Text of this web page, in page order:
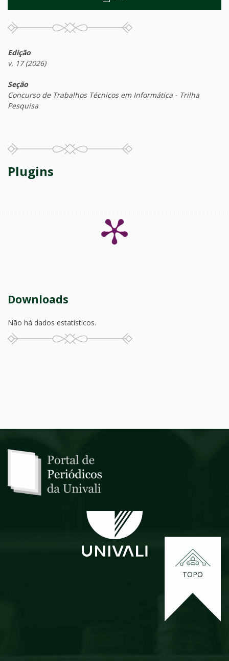
Edição
v. 17 (2026)
Seção
Concurso de Trabalhos Técnicos em Informática - Trilha
Pesquisa
Plugins
Downloads
Não há dados estatísticos.
TOPO